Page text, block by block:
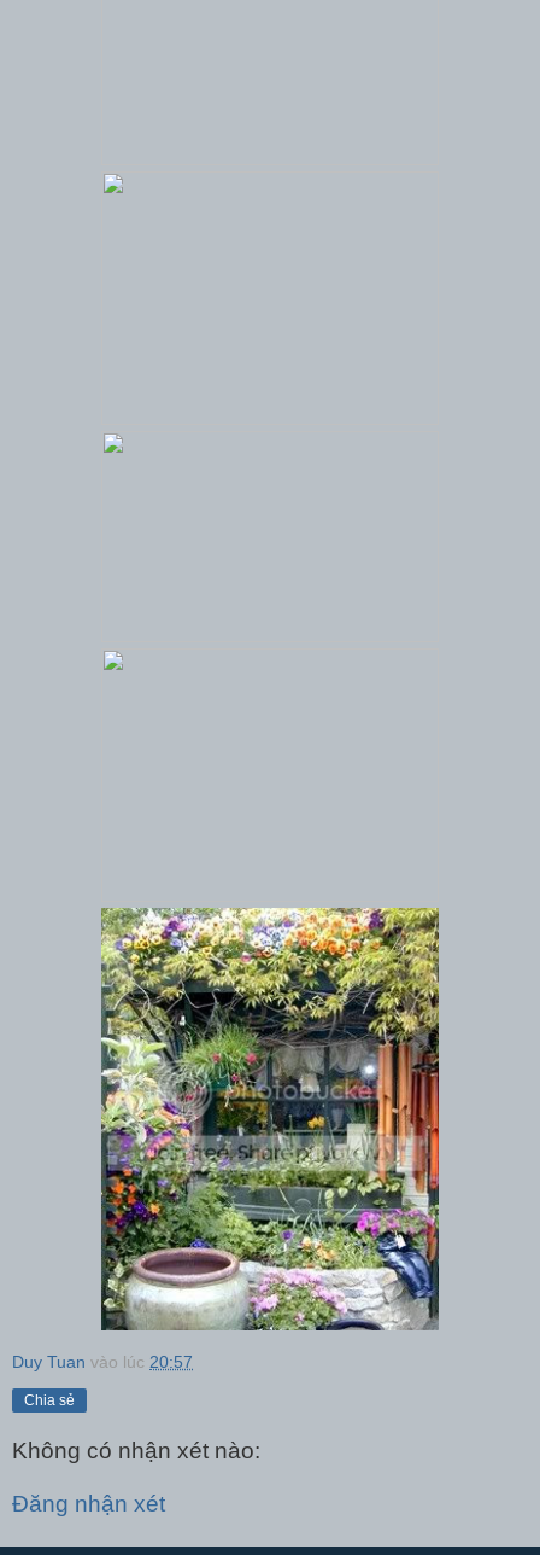
Duy Tuan vào lúc 20:57
Chia sẻ
Không có nhận xét nào:
Đăng nhận xét